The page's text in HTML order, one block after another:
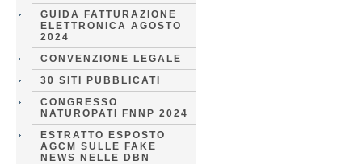
GUIDA FATTURAZIONE
ELETTRONICA AGOSTO
2024
CONVENZIONE LEGALE
30 SITI PUBBLICATI
CONGRESSO
NATUROPATI FNNP 2024
ESTRATTO ESPOSTO
AGCM SULLE FAKE
NEWS NELLE DBN